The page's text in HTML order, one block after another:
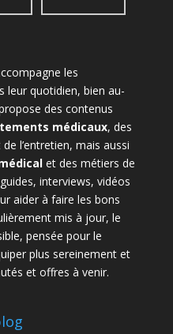
les
leur quotidien, bien au-
des contenus
médicaux, des
l’entretien, mais aussi
et des métiers de
interviews, vidéos
aider à faire les bons
mis à jour, le
pensée pour le
plus sereinement et
et offres à venir.